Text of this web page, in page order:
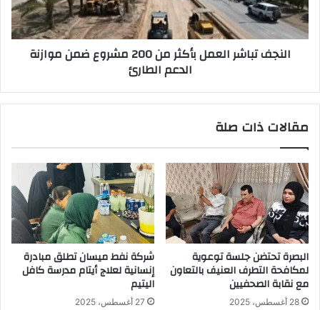
مشروع
ضمن
موازنة
الدعم
النجف تباشر العمل بأكثر من 200 مشروع ضمن موازنة
الدعم الطارئ
مقالات ذات صلة
البصرة تحتضن جلسة توعوية
لمكافحة التطرف العنيف بالتعاون
مع نقابة الصحفيين
28 أغسطس، 2025
شركة نفط ميسان تطلق مبادرة
إنسانية لعلاج أيتام مدرسة كافل
اليتيم
27 أغسطس، 2025